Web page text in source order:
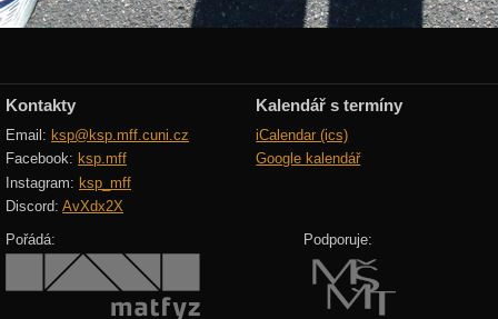
Kontakty
Email: ksp@ksp.mff.cuni.cz
Facebook: ksp.mff
Instagram: ksp_mff
Discord: AvXdx2X
Kalendář s termíny
iCalendar (ics)
Google kalendář
Pořádá: Podporuje: